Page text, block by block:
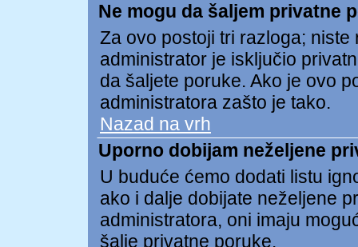
Ne mogu da šaljem privatne
Za ovo postoji tri razloga;
administrator je isključio
da šaljete poruke. Ako je ovo
administratora zašto je tako.
Nazad na vrh
Uporno dobijam neželjene
U buduće ćemo dodati listu
ako i dalje dobijate neželjene
administratora, oni imaju
šalje privatne poruke.